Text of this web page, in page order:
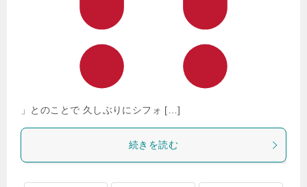
」とのことで 久しぶりにシフォ […]
続きを読む